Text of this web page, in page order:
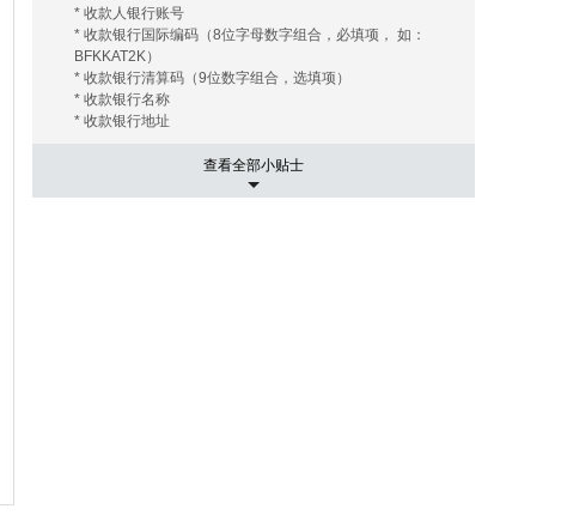
* 收款人银行账号
* 收款银行国际编码（8位字母数字组合，必填项， 如：
BFKKAT2K）
* 收款银行清算码（9位数字组合，选填项）
* 收款银行名称
* 收款银行地址
有的海外拍卖行会替您安排和协调运输， 您只需要支付相关
查看全部小贴士